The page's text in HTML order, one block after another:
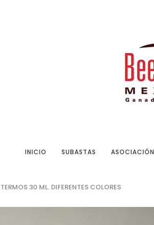
INICIO SUBASTAS ASOCIACIÓN
TERMOS 30 ML. DIFERENTES COLORES